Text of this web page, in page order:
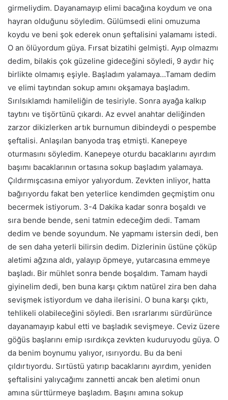
girmeliydim. Dayanamayıp elimi bacağına koydum ve ona
hayran olduğunu söyledim. Gülümsedi elini omuzuma
koydu ve beni şok ederek onun şeftalisini yalamamı istedi.
O an ölüyordum güya. Fırsat bizatihi gelmişti. Ayıp olmazmı
dedim, bilakis çok güzeline gideceğini söyledi, 9 aydır hiç
birlikte olmamış eşiyle. Başladım yalamaya…Tamam dedim
ve elimi taytından sokup amını okşamaya başladım.
Sırılsıklamdı hamileliğin de tesiriyle. Sonra ayağa kalkıp
taytını ve tişörtünü çıkardı. Az evvel anahtar deliğinden
zarzor dikizlerken artık burnumun dibindeydi o pespembe
şeftalisi. Anlaşılan banyoda traş etmişti. Kanepeye
oturmasını söyledim. Kanepeye oturdu bacaklarını ayırdım
başımı bacaklarının ortasına sokup başladım yalamaya.
Çıldırmışcasına emiyor yalıyordum. Zevkten inliyor, hatta
bağırıyordu fakat ben yeterlice kendimden geçmiştim onu
becermek istiyorum. 3-4 Dakika kadar sonra boşaldı ve
sıra bende bende, seni tatmin edeceğim dedi. Tamam
dedim ve bende soyundum. Ne yapmamı istersin dedi, ben
de sen daha yeterli bilirsin dedim. Dizlerinin üstüne çöküp
aletimi ağzına aldı, yalayıp öpmeye, yutarcasına emmeye
başladı. Bir mühlet sonra bende boşaldım. Tamam haydi
giyinelim dedi, ben buna karşı çıktım natürel zira ben daha
sevişmek istiyordum ve daha ilerisini. O buna karşı çıktı,
tehlikeli olabileceğini söyledi. Ben ısrarlarımı sürdürünce
dayanamayıp kabul etti ve başladık sevişmeye. Ceviz üzere
göğüs başlarını emip ısırdıkça zevkten kuduruyodu güya. O
da benim boynumu yalıyor, ısırıyordu. Bu da beni
çıldırtıyordu. Sırtüstü yatırıp bacaklarını ayırdım, yeniden
şeftalisini yalıycağımı zannetti ancak ben aletimi onun
amına sürttürmeye başladım. Başını amına sokup